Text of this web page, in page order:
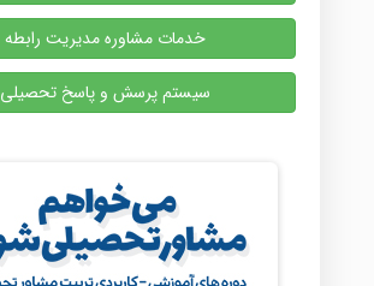
خدمات مشاوره مدیریت رابطه
سیستم پرسش و پاسخ تحصیلی